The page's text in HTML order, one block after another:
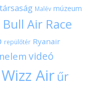
Malév múzeum
Bull Air Race
repülőtér Ryanair
videó
Wizz Air űr